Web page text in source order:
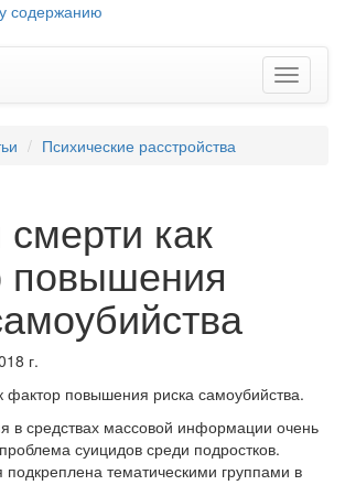
содержанию
Toggle
Психические расстройства
как
повышения
г.
фактор повышения риска самоубийства.
в средствах массовой информации очень
суицидов среди подростков.
тематическими группами в